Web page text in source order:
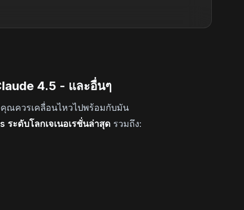
4.5 - และอื่นๆ
คุณควรเคลื่อนไหวไปพร้อมกับมัน
ระดับโลกเจเนอเรชั่นล่าสุด รวมถึง: